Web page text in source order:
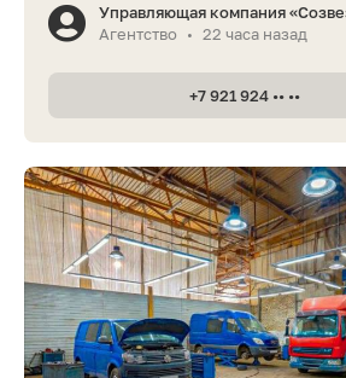
Управляющая компания
Агентство
• 22 часа назад
+7 921 924 •• ••